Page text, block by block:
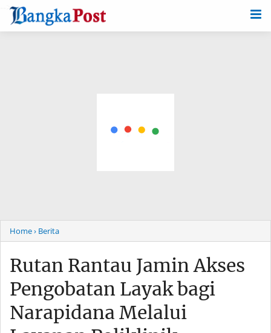
-->
Home› Berita
Rutan Rantau Jamin Akses
Pengobatan Layak bagi
Narapidana Melalui